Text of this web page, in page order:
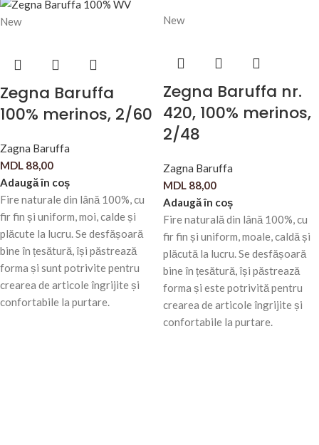
New
Zegna Baruffa
100% merinos, 2/60
Zagna Baruffa
MDL 88,00
Adaugă în coș
Fire naturale din lână 100%, cu
fir fin și uniform, moi, calde și
plăcute la lucru. Se desfășoară
bine în țesătură, își păstrează
forma și sunt potrivite pentru
crearea de articole îngrijite și
confortabile la purtare.
New
Zegna Baruffa nr.
420, 100% merinos,
2/48
Zagna Baruffa
MDL 88,00
Adaugă în coș
Fire naturală din lână 100%, cu
fir fin și uniform, moale, caldă și
plăcută la lucru. Se desfășoară
bine în țesătură, își păstrează
forma și este potrivită pentru
crearea de articole îngrijite și
confortabile la purtare.